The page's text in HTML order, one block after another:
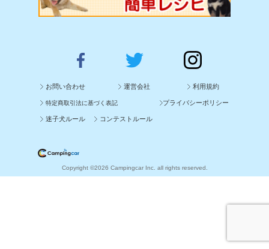
お問い合わせ 運営会社 利用規約
特定商取引法に基づく表記 プライバシーポリシー
迷子犬ルール コンテストルール
Copyright ©2026 Campingcar Inc. all rights reserved.